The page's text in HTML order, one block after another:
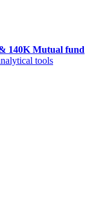
140K Mutual fund
tools